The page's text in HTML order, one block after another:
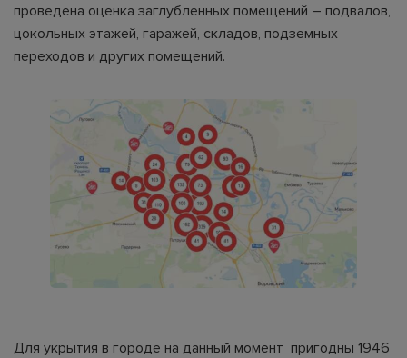
проведена оценка заглубленных помещений – подвалов,
цокольных этажей, гаражей, складов, подземных
переходов и других помещений.
Для укрытия в городе на данный момент пригодны 1946